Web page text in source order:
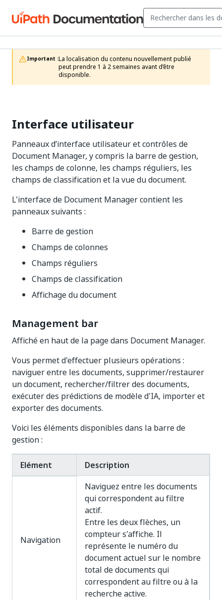
Important :La localisation du contenu nouvellement publié
peut prendre 1 à 2 semaines avant d’être
disponible.
Interface utilisateur
Panneaux d’interface utilisateur et contrôles de
Document Manager, y compris la barre de gestion,
les champs de colonne, les champs réguliers, les
champs de classification et la vue du document.
L'interface de Document Manager contient les
panneaux suivants :
Barre de gestion
Champs de colonnes
Champs réguliers
Champs de classification
Affichage du document
Management bar
Affiché en haut de la page dans Document Manager.
Vous permet d'effectuer plusieurs opérations :
naviguer entre les documents, supprimer/restaurer
un document, rechercher/filtrer des documents,
exécuter des prédictions de modèle d'IA, importer et
exporter des documents.
Voici les éléments disponibles dans la barre de
gestion :
Elément Description
Navigation
Naviguez entre les documents
qui correspondent au filtre
actif.
Entre les deux flèches, un
compteur s'affiche. Il
représente le numéro du
document actuel sur le nombre
total de documents qui
correspondent au filtre ou à la
recherche active.